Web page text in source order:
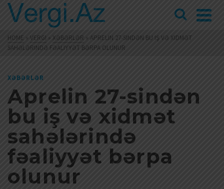
HOME » VERGI » XƏBƏRLƏR » APRELIN 27-SINDƏN BU IŞ VƏ XIDMƏT
SAHƏLƏRINDƏ FƏALIYYƏT BƏRPA OLUNUR
XƏBƏRLƏR
Aprelin 27-sindən
bu iş və xidmət
sahələrində
fəaliyyət bərpa
olunur